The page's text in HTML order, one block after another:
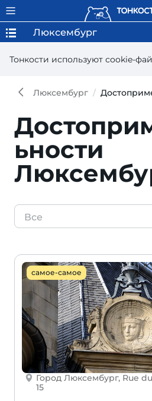
Тонкости используют сookie-
Люксембург
Люксембург
ьности
Все
самое-самое
Город Люксембург, Rue
15